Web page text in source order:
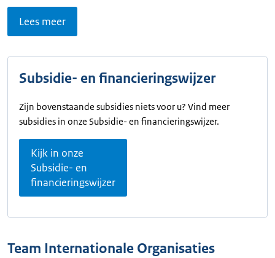
Lees meer
Subsidie- en financieringswijzer
Zijn bovenstaande subsidies niets voor u? Vind meer
subsidies in onze Subsidie- en financieringswijzer.
Kijk in onze
Subsidie- en
financieringswijzer
Team Internationale Organisaties